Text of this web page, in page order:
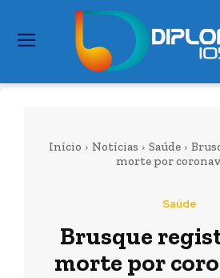
Início Notícias Saúde
morte por
Saúde
Brusque
morte por